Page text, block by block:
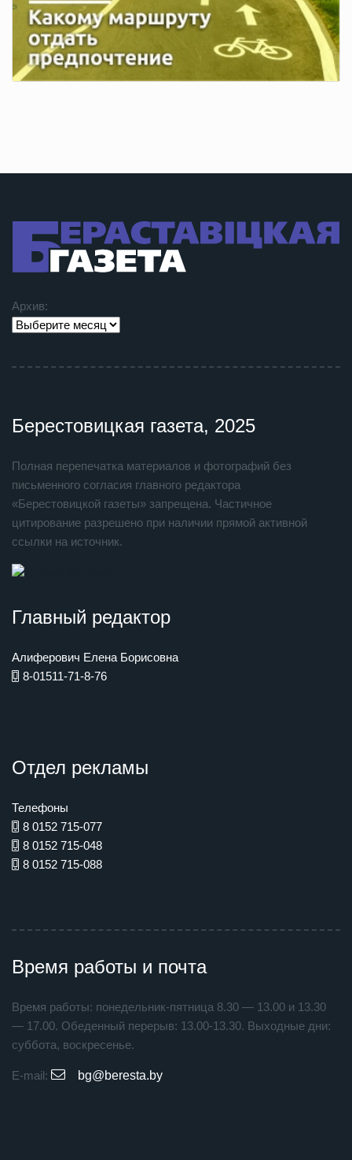
Архив:
Берестовицкая газета, 2025
Полная перепечатка материалов и фотографий без
письменного согласия главного редактора
«Берестовицкой газеты» запрещена. Частичное
цитирование разрешено при наличии прямой активной
ссылки на источник.
Главный редактор
Алиферович Елена Борисовна
8-01511-71-8-76
Отдел рекламы
Телефоны
8 0152 715-077
8 0152 715-048
8 0152 715-088
Время работы и почта
Время работы: понедельник-пятница 8.30 — 13.00 и 13.30
— 17.00. Обеденный перерыв: 13.00-13.30. Выходные дни:
суббота, воскресенье.
E-mail: bg@beresta.by